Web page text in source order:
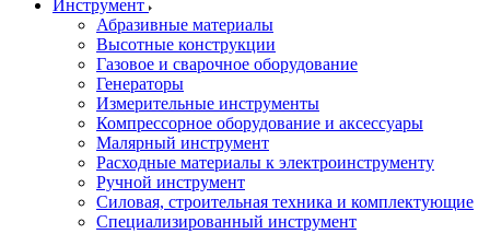
Инструмент
Абразивные материалы
Высотные конструкции
Газовое и сварочное оборудование
Генераторы
Измерительные инструменты
Компрессорное оборудование и аксессуары
Малярный инструмент
Расходные материалы к электроинструменту
Ручной инструмент
Силовая, строительная техника и комплектующие
Специализированный инструмент